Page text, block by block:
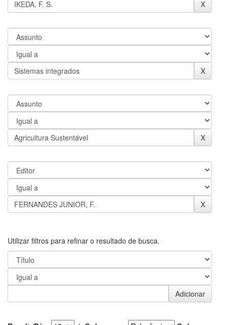
Utilizar filtros para refinar o resultado de busca.